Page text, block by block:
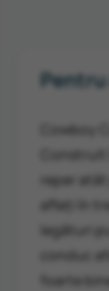
Pentru
Cowboy
reper
aflați în
legături
conduc
foarte